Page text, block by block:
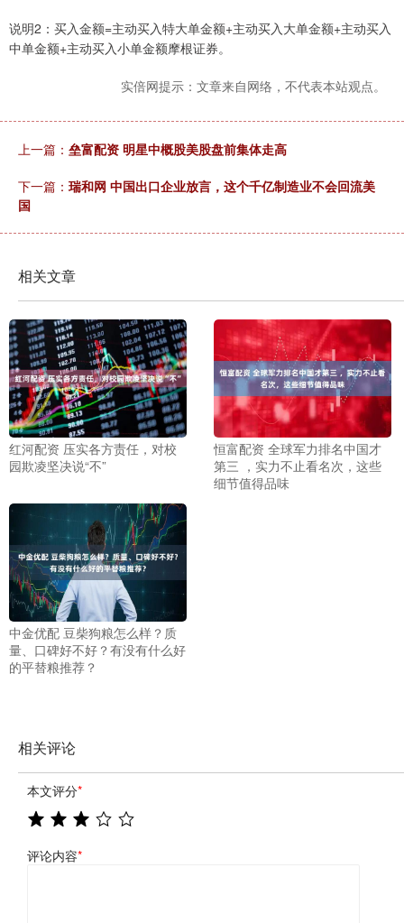
说明2：买入金额=主动买入特大单金额+主动买入大单金额+主动买入
中单金额+主动买入小单金额摩根证券。
实倍网提示：文章来自网络，不代表本站观点。
上一篇： 垒富配资 明星中概股美股盘前集体走高
下一篇： 瑞和网 中国出口企业放言，这个千亿制造业不会回流美
国
相关文章
红河配资 压实各方责任，对校
园欺凌坚决说“不”
恒富配资 全球军力排名中国才
第三 ，实力不止看名次，这些
细节值得品味
中金优配 豆柴狗粮怎么样？质
量、口碑好不好？有没有什么好
的平替粮推荐？
相关评论
本文评分*
评论内容*